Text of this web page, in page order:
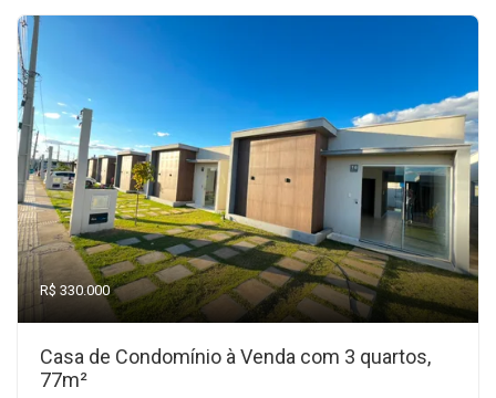
R$ 330.000
Casa de Condomínio à Venda com 3 quartos,
77m²